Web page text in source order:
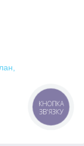
КНОПКА
ЗВ'ЯЗКУ